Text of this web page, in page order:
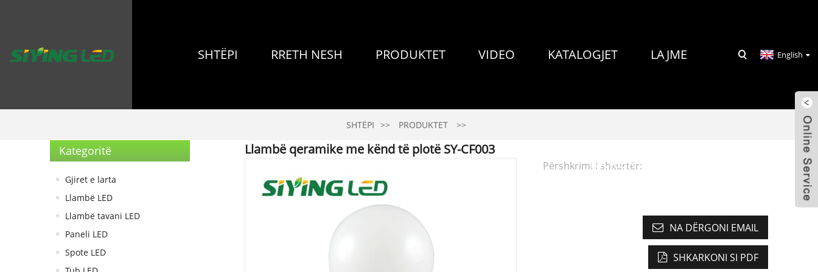
SHTËPI RRETH NESH PRODUKTET VIDEO KATALOGJET LAJME
NA KONTAKTONI
English
SHTËPI PRODUKTET
Kategoritë
Gjiret e larta
Llambë LED
Llambë tavani LED
Paneli LED
Spote LED
Llambë qeramike me kënd të plotë SY-CF003
Përshkrimi i shkurtër:
NA DËRGONI EMAIL
SHKARKONI SI PDF